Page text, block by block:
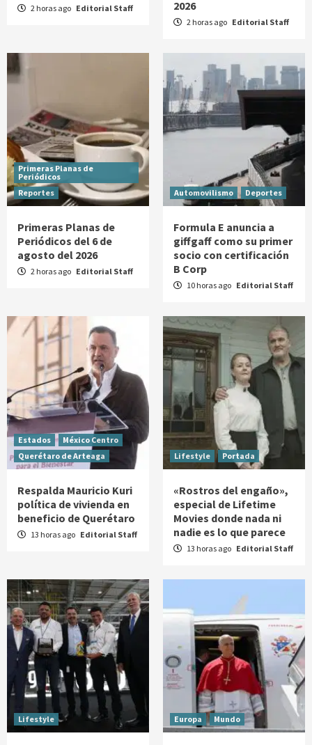
2 horas ago Editorial Staff 2026
2 horas ago Editorial Staff
Primeras Planas de
Periódicos
Reportes
Primeras Planas de
Periódicos del 6 de
agosto del 2026
2 horas ago Editorial Staff
Automovilismo Deportes
Formula E anuncia a
giffgaff como su primer
socio con certificación
B Corp
10 horas ago Editorial Staff
Estados
México Centro
Querétaro de Arteaga
Respalda Mauricio Kuri
política de vivienda en
beneficio de Querétaro
13 horas ago Editorial Staff
Lifestyle Portada
«Rostros del engaño»,
especial de Lifetime
Movies donde nada ni
nadie es lo que parece
13 horas ago Editorial Staff
Lifestyle Europa Mundo